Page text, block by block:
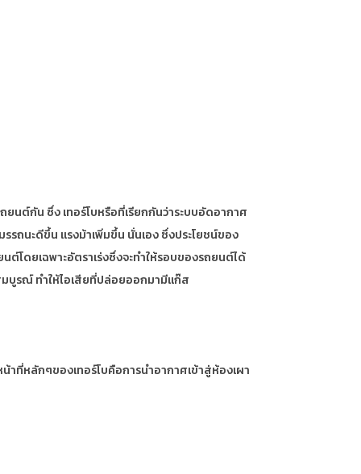
ถยนต์กัน ซึ่ง เทอร์โบหรือที่เรียกกันว่าระบบอัดอากาศ
รถนะดีขึ้น แรงม้าเพิ่มขึ้น นั่นเอง ซึ่งประโยชน์ของ
ต์โดยเฉพาะอัตราเร่งซึ่งจะทำให้รอบของรถยนต์ได้
มบูรณ์ ทำให้ไอเสียที่ปล่อยออกมามีแก๊ส
าที่หลักๆของเทอร์โบคือการนำอากาศเข้าสู่ห้องเผา